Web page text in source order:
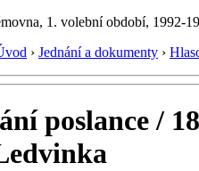
1. volební období, 1992-
› Jednání a dokumenty ›
poslance /